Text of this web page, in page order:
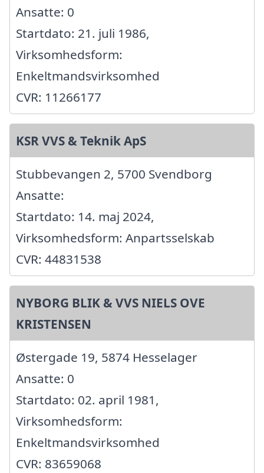
Ansatte: 0
Startdato: 21. juli 1986,
Virksomhedsform:
Enkeltmandsvirksomhed
CVR: 11266177
KSR VVS & Teknik ApS
Stubbevangen 2, 5700 Svendborg
Ansatte:
Startdato: 14. maj 2024,
Virksomhedsform: Anpartsselskab
CVR: 44831538
NYBORG BLIK & VVS NIELS OVE
KRISTENSEN
Østergade 19, 5874 Hesselager
Ansatte: 0
Startdato: 02. april 1981,
Virksomhedsform:
Enkeltmandsvirksomhed
CVR: 83659068